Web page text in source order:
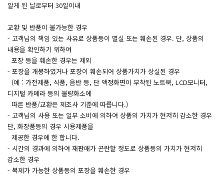
알게 된 날로부터 30일이내
교환 및 반품이 불가능한 경우
- 고객님의 책임 있는 사유로 상품등이 멸실 또는 훼손된 경우. 단, 상품의
내용을 확인하기 위하여
포장 등을 훼손한 경우는 제외
- 포장을 개봉하였거나 포장이 훼손되어 상품가치가 상실된 경우
(예 : 가전제품, 식품, 음반 등, 단 액정화면이 부착된 노트북, LCD모니터,
디지털 카메라 등의 불량화소에
따른 반품/교환은 제조사 기준에 따릅니다.)
- 고객님의 사용 또는 일부 소비에 의하여 상품의 가치가 현저히 감소한 경우
단, 화장품등의 경우 시용제품을
제공한 경우에 한 합니다.
- 시간의 경과에 의하여 재판매가 곤란할 정도로 상품등의 가치가 현저히
감소한 경우
- 복제가 가능한 상품등의 포장을 훼손한 경우